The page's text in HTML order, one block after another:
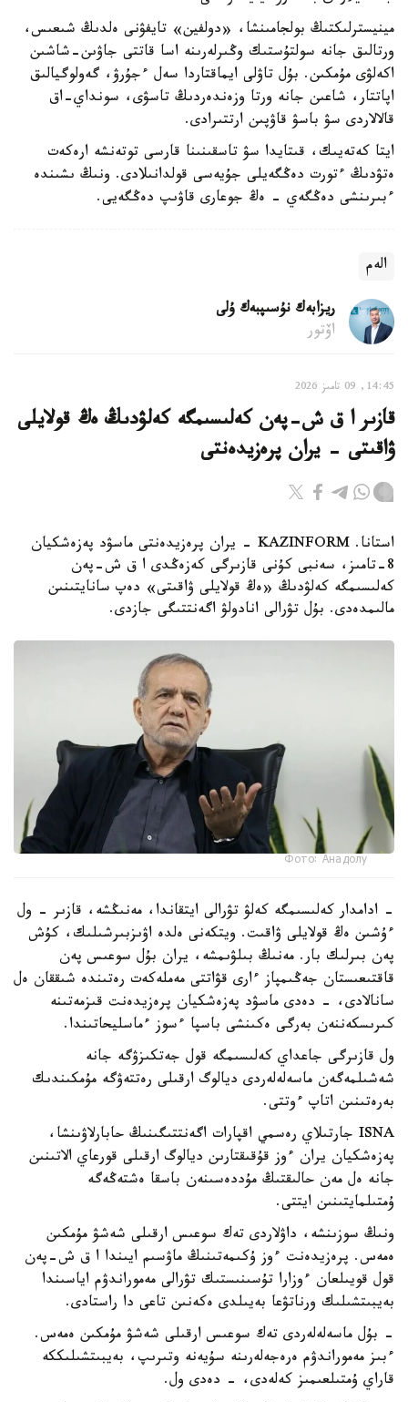
مينيسترلىكتىڭ بولجامىنشا، «دولفين» تايفۋنى ەلدىڭ شىعىس،
ورتالىق جانە سولتۇستىك وڭىرلەرىنە اسا قاتتى جاۋىن-شاشىن
اكەلۋى مۇمكىن. بۇل تاۋلى ايماقتاردا سەل ءجۇرۋ، گەولوگيالىق
اپاتتار، شاعىن جانە ورتا وزەندەردىڭ تاسۋى، سونداي-اق
قالالاردى سۋ باسۋ قاۋپىن ارتتىرادى.
ايتا كەتەيىك، قىتايدا سۋ تاسقىنىنا قارسى توتەنشە ارەكەت
ەتۋدىڭ ءتورت دەڭگەيلى جۇيەسى قولدانىلادى. ونىڭ ىشىندە
ءبىرىنشى دەڭگەي - ەڭ جوعارى قاۋىپ دەڭگەيى.
الەم
ريزابەك نۇسىپبەك ۇلى
اۆتور
14:45, 09 تامىز 2026
قازىر ا ق ش-پەن كەلىسىمگە كەلۋدىڭ ەڭ قولايلى
ۋاقىتى - يران پرەزيدەنتى
استانا. KAZINFORM - يران پرەزيدەنتى ماسۋد پەزەشكيان
8-تامىز، سەنبى كۇنى قازىرگى كەزەڭدى ا ق ش-پەن
كەلىسىمگە كەلۋدىڭ «ەڭ قولايلى ۋاقىتى» دەپ سانايتىنىن
مالىمدەدى. بۇل تۋرالى انادولۋ اگەنتتىگى جازدى.
Фото: Анадолу
- ادامدار كەلىسىمگە كەلۋ تۋرالى ايتقاندا، مەنىڭشە، قازىر - ول
ءۇشىن ەڭ قولايلى ۋاقىت. ويتكەنى ەلدە اۋىزبىرشىلىك، كۇش
پەن بىرلىك بار. مەنىڭ بىلۋىمشە، يران بۇل سوعىس پەن
قاقتىعىستان جەڭىمپاز ءارى قۋاتتى مەملەكەت رەتىندە شىققان ەل
سانالادى، - دەدى ماسۋد پەزەشكيان پرەزيدەنت قىزمەتىنە
كىرىسكەننەن بەرگى ەكىنشى باسپا ءسوز ءماسليحاتىندا.
ول قازىرگى جاعداي كەلىسىمگە قول جەتكىزۋگە جانە
شەشىلمەگەن ماسەلەلەردى ديالوگ ارقىلى رەتتەۋگە مۇمكىندىك
بەرەتىنىن اتاپ ءوتتى.
ISNA جارتىلاي رەسمي اقپارات اگەنتتىگىنىڭ حابارلاۋىنشا،
پەزەشكيان يران ءوز قۇقىقتارىن ديالوگ ارقىلى قورعاي الاتىنىن
جانە ەل مەن حالىقتىڭ مۇددەسىنەن باسقا ەشتەڭەگە
ۇمتىلمايتىنىن ايتتى.
ونىڭ سوزىنشە، داۋلاردى تەك سوعىس ارقىلى شەشۋ مۇمكىن
ەمەس. پرەزيدەنت ءوز ۇكىمەتىنىڭ ماۋسىم ايىندا ا ق ش-پەن
قول قويىلعان ءوزارا تۇسىنىستىك تۋرالى مەموراندۋم اياسىندا
بەيبىتشىلىك ورناتۋعا بەيىلدى ەكەنىن تاعى دا راستادى.
- بۇل ماسەلەلەردى تەك سوعىس ارقىلى شەشۋ مۇمكىن ەمەس.
ءبىز مەموراندۋم ەرەجەلەرىنە سۇيەنە وتىرىپ، بەيبىتشىلىككە
قاراي ۇمتىلعىمىز كەلەدى، - دەدى ول.